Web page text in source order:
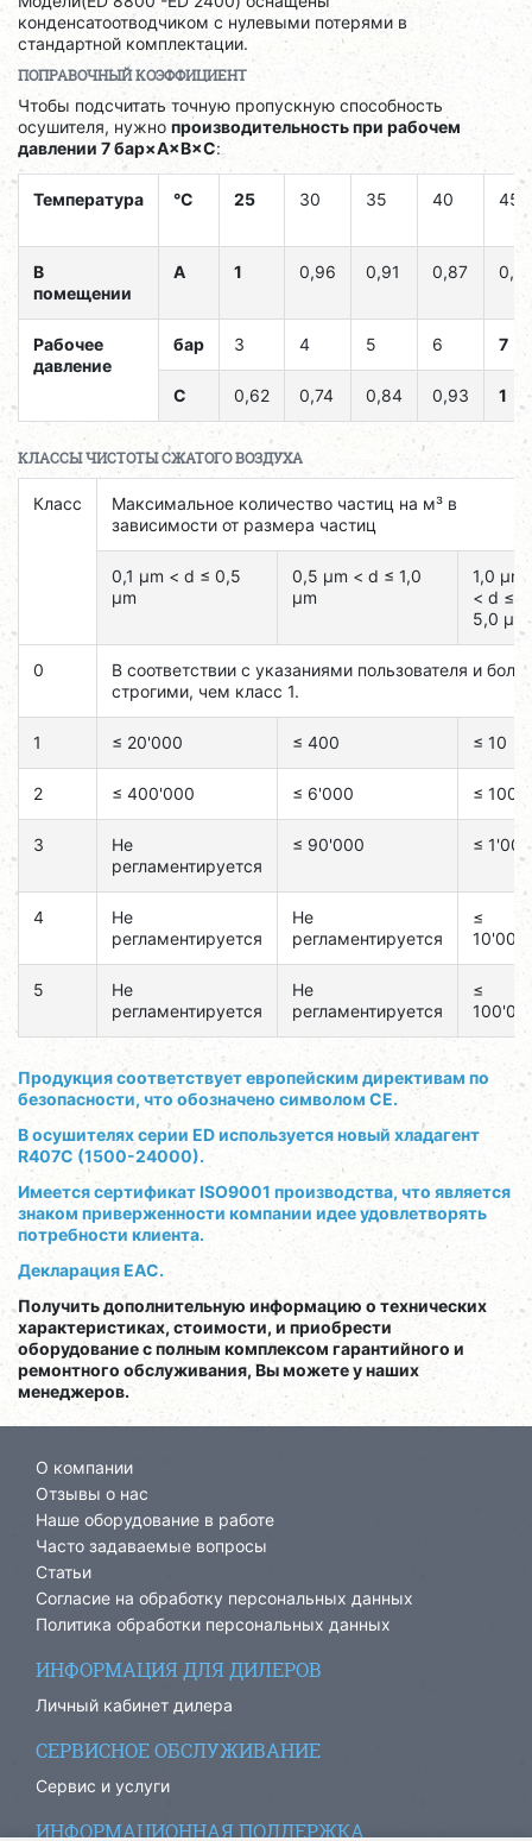
конденсатоотводчиком с нулевыми потерями в
стандартной комплектации.
ПОПРАВОЧНЫЙ КОЭФФИЦИЕНТ
Чтобы подсчитать точную пропускную способность
осушителя, нужно производительность при рабочем
давлении 7 бар×A×B×C:
Температура °C 25 30 35 40 45
В
помещении
A 1 0,96 0,91 0,87 0,81
Рабочее
давление
бар 3 4 5 6 7
C 0,62 0,74 0,84 0,93 1
КЛАССЫ ЧИСТОТЫ СЖАТОГО ВОЗДУХА
Класс
Максимальное количество частиц на м³ в
зависимости от размера частиц
0,1 μm < d ≤ 0,5
μm
0,5 μm < d ≤ 1,0
μm
1,0 μm
< d ≤
5,0 μm
0
В соответствии с указаниями пользователя и
строгими, чем класс 1.
1 ≤ 20'000 ≤ 400 ≤ 10
2 ≤ 400'000 ≤ 6'000 ≤ 100
3
Не
регламентируется
≤ 90'000 ≤ 1'000
4
Не
регламентируется
Не
регламентируется
≤
10'000
5
Не
регламентируется
Не
регламентируется
≤
Продукция соответствует европейским директивам по
безопасности, что обозначено символом CE.
В осушителях серии ED используется новый хладагент
R407C (1500-24000).
Имеется сертификат ISO9001 производства, что является
знаком приверженности компании идее удовлетворять
потребности клиента.
Декларация EAC.
Получить дополнительную информацию о технических
характеристиках, стоимости, и приобрести
оборудование с полным комплексом гарантийного и
ремонтного обслуживания, Вы можете у наших
менеджеров.
О компании
Отзывы о нас
Наше оборудование в работе
Часто задаваемые вопросы
Статьи
Согласие на обработку персональных данных
Политика обработки персональных данных
ИНФОРМАЦИЯ ДЛЯ ДИЛЕРОВ
Личный кабинет дилера
СЕРВИСНОЕ ОБСЛУЖИВАНИЕ
Сервис и услуги
ИНФОРМАЦИОННАЯ ПОДДЕРЖКА